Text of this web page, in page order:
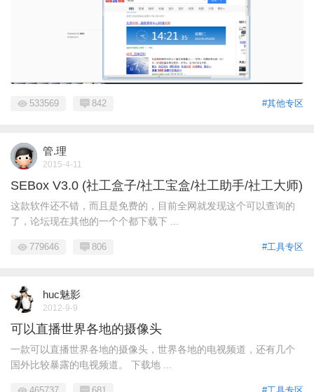
#其他专区
533569 842
管.理
2015-4-11
SEBox V3.0 (社工盒子/社工宝盒/社工助手/社工大师)
这款软件还不错，而且是免费的，目前全网就发现这个可以查询的
了，论坛现在其他的一个个都下载下 ...
#工具专区
779646 806
huc魅影
2012-9-9
可以直播世界各地的摄像头
一款可以直播世界各地的摄像头，世界各地的电视频道，还有几个
国外比较暴露的电视频道。 下载地 ...